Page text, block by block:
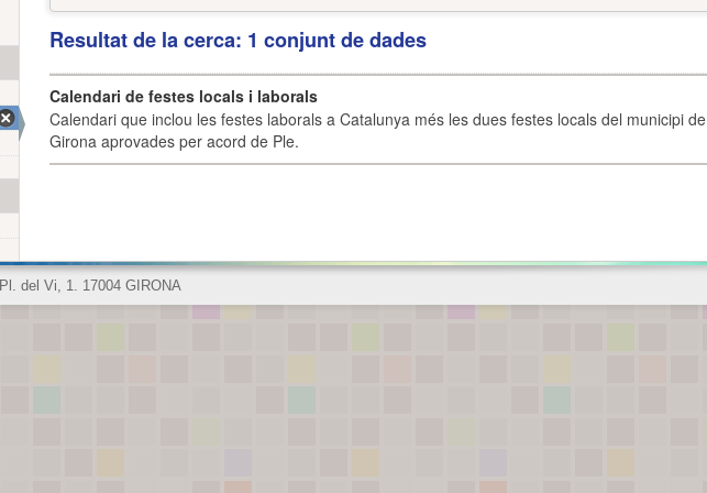
Resultat de la cerca: 1 conjunt de dades
Calendari de festes locals i laborals
Calendari que inclou les festes laborals a Catalunya més les dues festes locals del municipi de
Girona aprovades per acord de Ple.
Pl. del Vi, 1. 17004 GIRONA